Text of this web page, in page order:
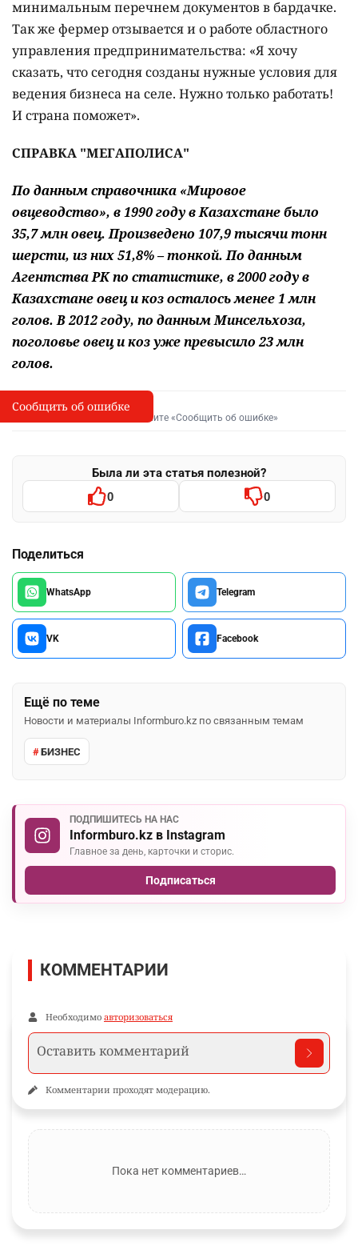
минимальным перечнем документов в бардачке.
Так же фермер отзывается и о работе областного
управления предпринимательства: «Я хочу
сказать, что сегодня созданы нужные условия для
ведения бизнеса на селе. Нужно только работать!
И страна поможет».
СПРАВКА "МЕГАПОЛИСА"
По данным справочника «Мировое
овцеводство», в 1990 году в Казахстане было
35,7 млн овец. Произведено 107,9 тысячи тонн
шерсти, из них 51,8% – тонкой. По данным
Агентства РК по статистике, в 2000 году в
Казахстане овец и коз осталось менее 1 млн
голов. В 2012 году, по данным Минсельхоза,
поголовье овец и коз уже превысило 23 млн
голов.
I
Сообщить об опечатке
Выделите фрагмент и нажмите «Сообщить об ошибке»
Была ли эта статья полезной?
0 0
Поделиться
WhatsApp Telegram
VK Facebook
Ещё по теме
Новости и материалы Informburo.kz по связанным темам
БИЗНЕС
ПОДПИШИТЕСЬ НА НАС
Informburo.kz в Instagram
Главное за день, карточки и сторис.
Подписаться
Сообщить об ошибке
КОММЕНТАРИИ
Необходимо авторизоваться
Комментарии проходят модерацию.
Пока нет комментариев…